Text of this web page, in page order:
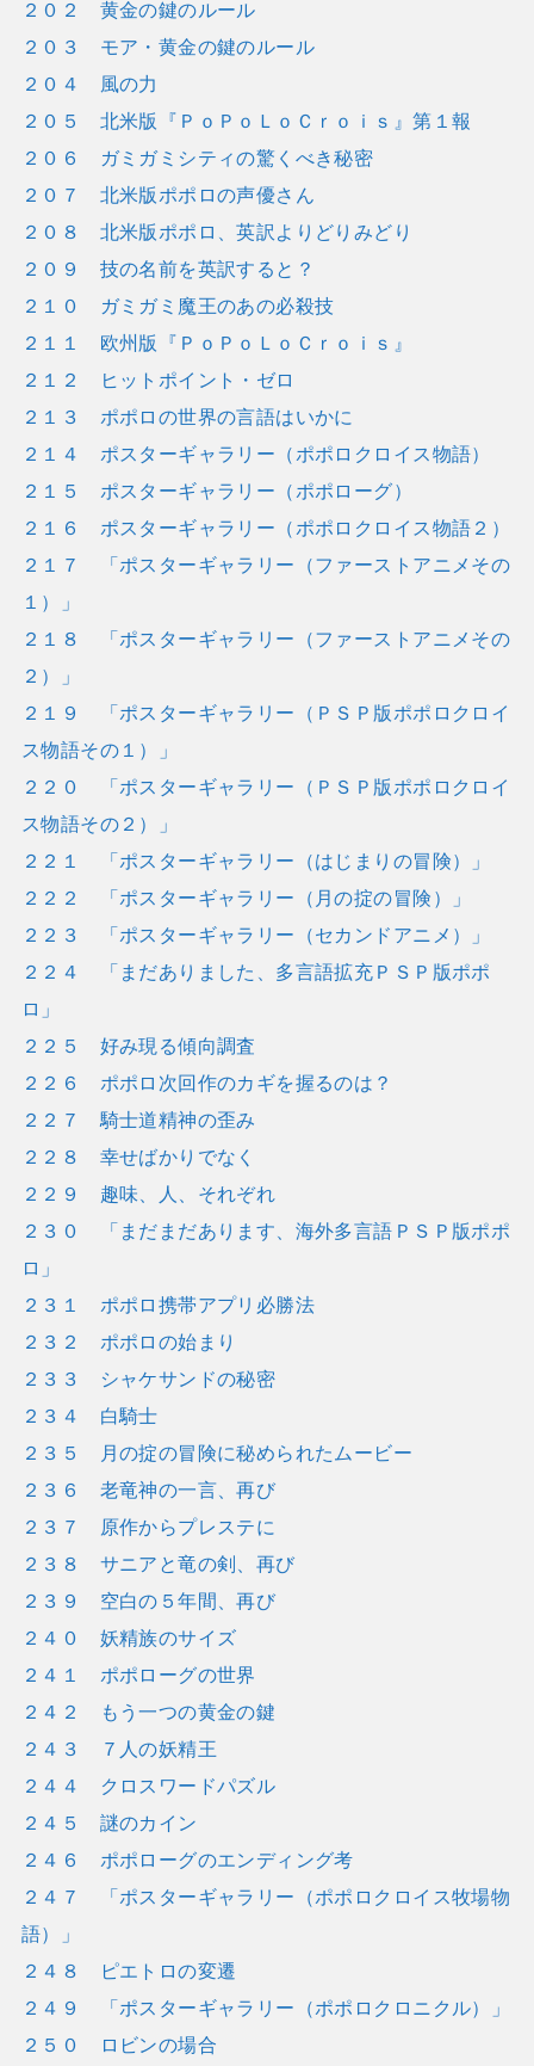
２０２ 黄金の鍵のルール
２０３ モア・黄金の鍵のルール
２０４ 風の力
２０５ 北米版『ＰｏＰｏＬｏＣｒｏｉｓ』第１報
２０６ ガミガミシティの驚くべき秘密
２０７ 北米版ポポロの声優さん
２０８ 北米版ポポロ、英訳よりどりみどり
２０９ 技の名前を英訳すると？
２１０ ガミガミ魔王のあの必殺技
２１１ 欧州版『ＰｏＰｏＬｏＣｒｏｉｓ』
２１２ ヒットポイント・ゼロ
２１３ ポポロの世界の言語はいかに
２１４ ポスターギャラリー（ポポロクロイス物語）
２１５ ポスターギャラリー（ポポローグ）
２１６ ポスターギャラリー（ポポロクロイス物語２）
２１７ 「ポスターギャラリー（ファーストアニメその
１）」
２１８ 「ポスターギャラリー（ファーストアニメその
２）」
２１９ 「ポスターギャラリー（ＰＳＰ版ポポロクロイ
ス物語その１）」
２２０ 「ポスターギャラリー（ＰＳＰ版ポポロクロイ
ス物語その２）」
２２１ 「ポスターギャラリー（はじまりの冒険）」
２２２ 「ポスターギャラリー（月の掟の冒険）」
２２３ 「ポスターギャラリー（セカンドアニメ）」
２２４ 「まだありました、多言語拡充ＰＳＰ版ポポ
ロ」
２２５ 好み現る傾向調査
２２６ ポポロ次回作のカギを握るのは？
２２７ 騎士道精神の歪み
２２８ 幸せばかりでなく
２２９ 趣味、人、それぞれ
２３０ 「まだまだあります、海外多言語ＰＳＰ版ポポ
ロ」
２３１ ポポロ携帯アプリ必勝法
２３２ ポポロの始まり
２３３ シャケサンドの秘密
２３４ 白騎士
２３５ 月の掟の冒険に秘められたムービー
２３６ 老竜神の一言、再び
２３７ 原作からプレステに
２３８ サニアと竜の剣、再び
２３９ 空白の５年間、再び
２４０ 妖精族のサイズ
２４１ ポポローグの世界
２４２ もう一つの黄金の鍵
２４３ ７人の妖精王
２４４ クロスワードパズル
２４５ 謎のカイン
２４６ ポポローグのエンディング考
２４７ 「ポスターギャラリー（ポポロクロイス牧場物
語）」
２４８ ピエトロの変遷
２４９ 「ポスターギャラリー（ポポロクロニクル）」
２５０ ロビンの場合